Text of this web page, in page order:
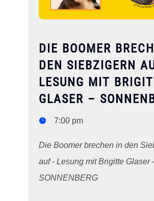
DIE BOOMER
DEN SIEBZIGERN
LESUNG MIT
GLASER –
7:00 pm
Die Boomer brechen in den
auf - Lesung mit Brigitte Glaser
SONNENBERG